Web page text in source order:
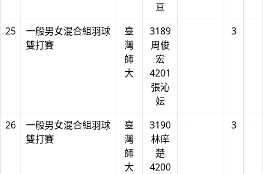
亘
25
一般男女混合組羽球
雙打賽
臺
灣
師
大
3189
周俊
宏
4201
張沁
妘
3
26
一般男女混合組羽球
雙打賽
臺
灣
師
大
3190
林庠
楚
4200
3